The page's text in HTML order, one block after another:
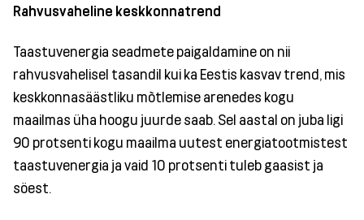
Rahvusvaheline keskkonnatrend
Taastuvenergia seadmete paigaldamine on nii
rahvusvahelisel tasandil kui ka Eestis kasvav trend, mis
keskkonnasäästliku mõtlemise arenedes kogu
maailmas üha hoogu juurde saab. Sel aastal on juba ligi
90 protsenti kogu maailma uutest energiatootmistest
taastuvenergia ja vaid 10 protsenti tuleb gaasist ja
söest.